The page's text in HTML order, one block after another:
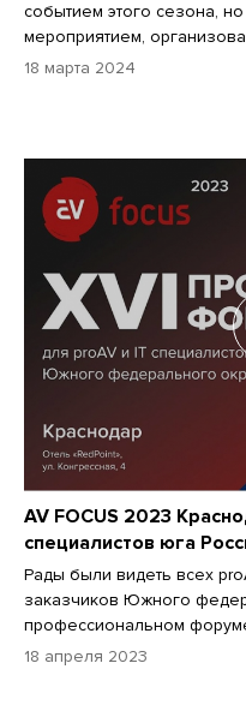
событием этого сезона,
мероприятием,
18 марта 2024
AV FOCUS 2023
специалистов юга
Рады были видеть всех
заказчиков Южного
профессиональном
18 апреля 2023